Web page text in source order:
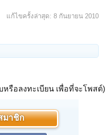
แก้ไขครั้งล่าสุด: 8 กันยายน 2010
รือลงทะเบียน เพื่อที่จะโพสต์)
มาชิก